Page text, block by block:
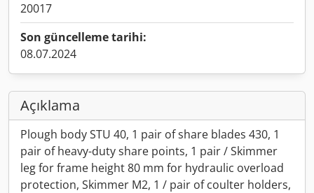
20017
Son güncelleme tarihi:
08.07.2024
Açıklama
Plough body STU 40, 1 pair of share blades 430, 1
pair of heavy-duty share points, 1 pair / Skimmer
leg for frame height 80 mm for hydraulic overload
protection, Skimmer M2, 1 / pair of coulter holders,